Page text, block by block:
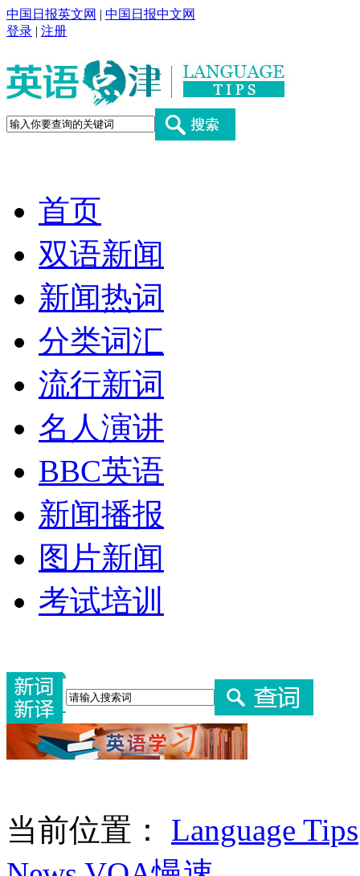
中国日报英文网 | 中国日报中文网
登录 | 注册
首页
双语新闻
新闻热词
分类词汇
流行新词
名人演讲
BBC英语
新闻播报
图片新闻
考试培训
当前位置： Language Tips